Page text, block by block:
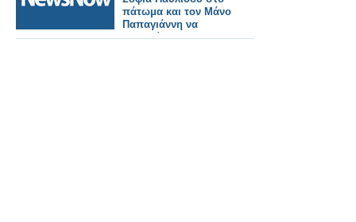
πάτωμα και τον Μάνο
Παπαγιάννη να
κατεβαίνει»